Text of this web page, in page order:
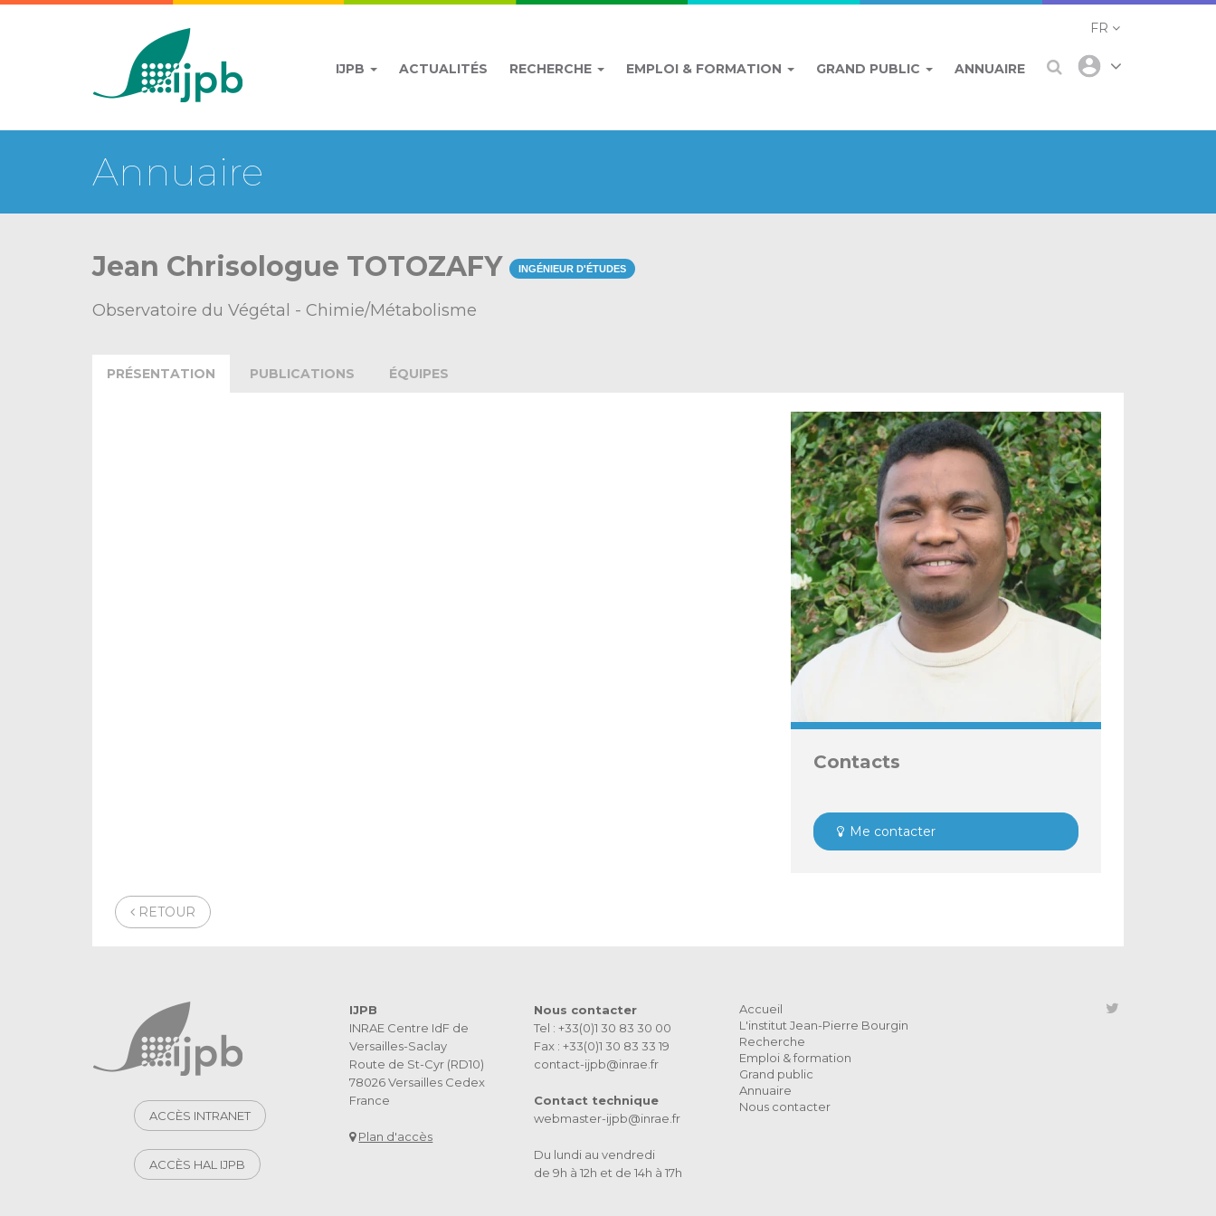
FR
IJPB ACTUALITÉS RECHERCHE EMPLOI & FORMATION GRAND PUBLIC ANNUAIRE
Annuaire
Jean Chrisologue TOTOZAFY INGÉNIEUR D'ÉTUDES
Observatoire du Végétal - Chimie/Métabolisme
PRÉSENTATION PUBLICATIONS ÉQUIPES
Contacts
Me contacter
RETOUR
ACCÈS INTRANET
ACCÈS HAL IJPB
IJPB
INRAE Centre IdF de
Versailles-Saclay
Route de St-Cyr (RD10)
78026 Versailles Cedex
France
Plan d'accès
Nous contacter
Tel : +33(0)1 30 83 30 00
Fax : +33(0)1 30 83 33 19
contact-ijpb@inrae.fr
Contact technique
webmaster-ijpb@inrae.fr
Du lundi au vendredi
de 9h à 12h et de 14h à 17h
Accueil
L'institut Jean-Pierre Bourgin
Recherche
Emploi & formation
Grand public
Annuaire
Nous contacter